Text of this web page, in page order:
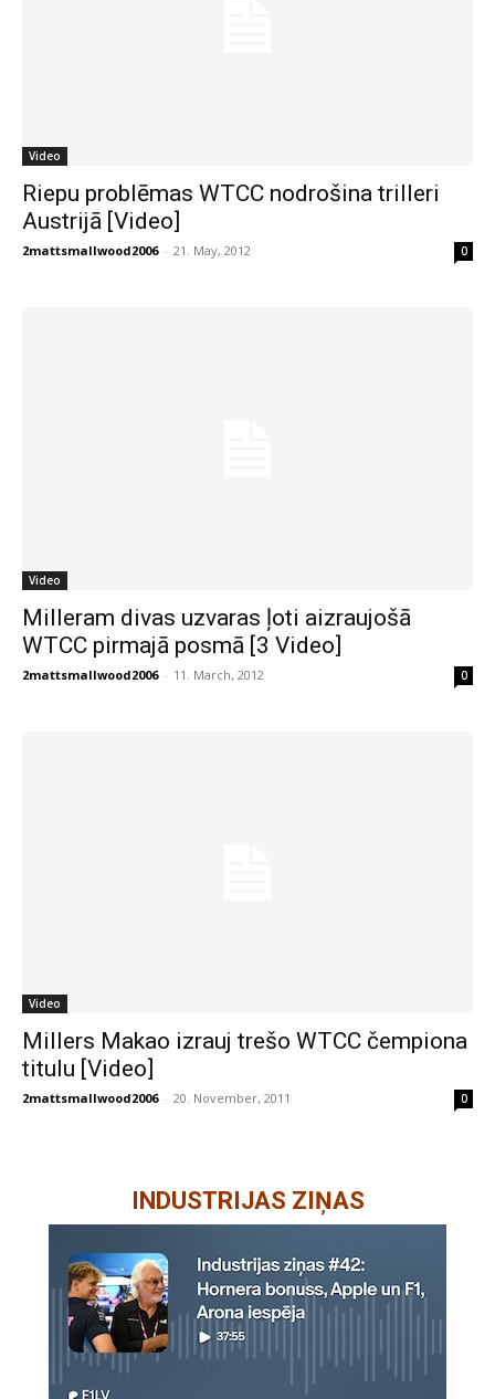
Video
Riepu problēmas WTCC nodrošina trilleri
Austrijā [Video]
2mattsmallwood2006 - 21. May, 2012 0
Video
Milleram divas uzvaras ļoti aizraujošā
WTCC pirmajā posmā [3 Video]
2mattsmallwood2006 - 11. March, 2012 0
Video
Millers Makao izrauj trešo WTCC čempiona
titulu [Video]
2mattsmallwood2006 - 20. November, 2011 0
INDUSTRIJAS ZIŅAS